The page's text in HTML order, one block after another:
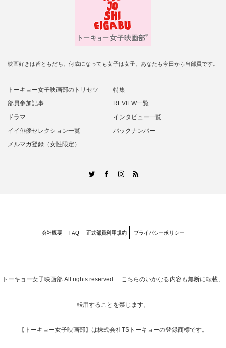
映画好きは皆ともだち。何歳になっても女子は女子。あなたも今日から当部員です。
トーキョー女子映画部のトリセツ
特集
部員参加記事
REVIEW一覧
ドラマ
インタビュー一覧
イイ俳優セレクション一覧
バックナンバー
メルマガ登録（女性限定）
TwitterFacebookInstagram
RSS
会社概要 FAQ 正式部員利用規約 プライバシーポリシー
トーキョー女子映画部 All rights reserved. こちらのいかなる内容も無断に転載、
転用することを禁じます。
【トーキョー女子映画部】は株式会社TSトーキョーの登録商標です。